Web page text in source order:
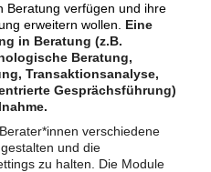
Beratung verfügen und ihre
erweitern wollen. Eine
in Beratung (z.B.
Beratung,
Transaktionsanalyse,
Gesprächsführung)
verschiedene
und die
zu halten. Die Module